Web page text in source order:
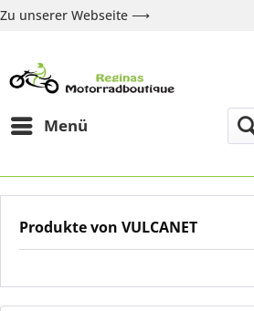
Zu unserer Webseite ⟶
Menü
Produkte von VULCANET